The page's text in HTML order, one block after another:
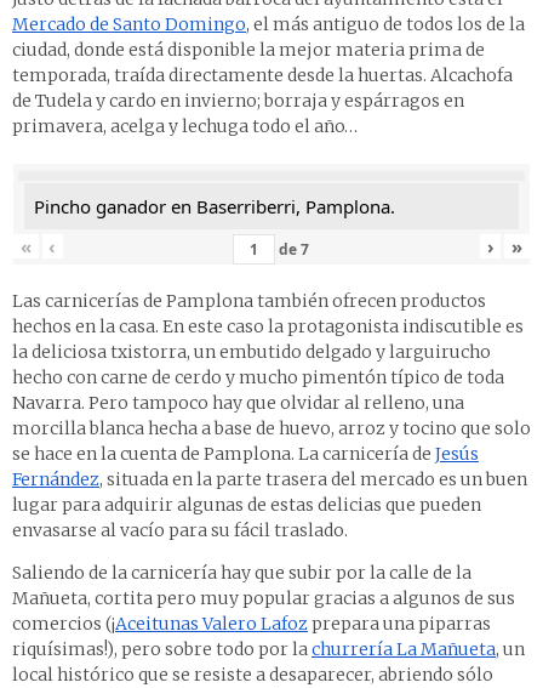
Mercado de Santo Domingo, el más antiguo de todos los de la
ciudad, donde está disponible la mejor materia prima de
temporada, traída directamente desde la huertas. Alcachofa
de Tudela y cardo en invierno; borraja y espárragos en
primavera, acelga y lechuga todo el año…
Pincho ganador en Baserriberri, Pamplona.
«
‹ de7 › »
Las carnicerías de Pamplona también ofrecen productos
hechos en la casa. En este caso la protagonista indiscutible es
la deliciosa txistorra, un embutido delgado y larguirucho
hecho con carne de cerdo y mucho pimentón típico de toda
Navarra. Pero tampoco hay que olvidar al relleno, una
morcilla blanca hecha a base de huevo, arroz y tocino que solo
se hace en la cuenta de Pamplona. La carnicería de Jesús
Fernández, situada en la parte trasera del mercado es un buen
lugar para adquirir algunas de estas delicias que pueden
envasarse al vacío para su fácil traslado.
Saliendo de la carnicería hay que subir por la calle de la
Mañueta, cortita pero muy popular gracias a algunos de sus
comercios (¡Aceitunas Valero Lafoz prepara una piparras
riquísimas!), pero sobre todo por lachurrería La Mañueta, un
local histórico que se resiste a desaparecer, abriendo sólo